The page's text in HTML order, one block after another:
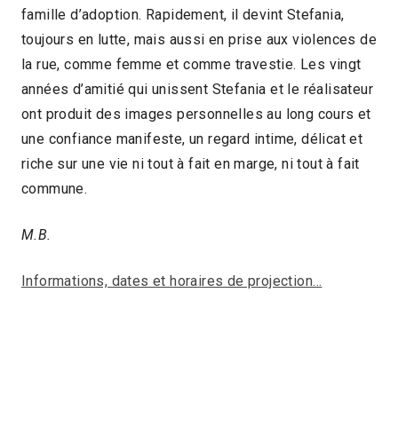
famille d’adoption. Rapidement, il devint Stefania,
toujours en lutte, mais aussi en prise aux violences de
la rue, comme femme et comme travestie. Les vingt
années d’amitié qui unissent Stefania et le réalisateur
ont produit des images personnelles au long cours et
une confiance manifeste, un regard intime, délicat et
riche sur une vie ni tout à fait en marge, ni tout à fait
commune.
M.B.
Informations, dates et horaires de projection…